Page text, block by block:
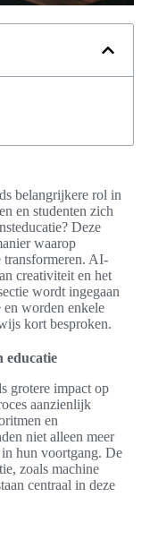
belangrijkere rol in
en studenten zich
Deze
waarop
transformeren. AI-
creativiteit en het
wordt ingegaan
worden enkele
kort besproken.
educatie
grotere impact op
aanzienlijk
en
niet alleen meer
hun voortgang. De
zoals machine
centraal in deze